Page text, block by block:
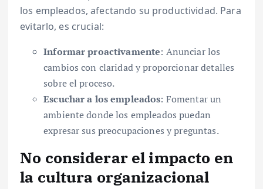
los empleados, afectando su productividad. Para
evitarlo, es crucial:
Informar proactivamente: Anunciar los
cambios con claridad y proporcionar detalles
sobre el proceso.
Escuchar a los empleados: Fomentar un
ambiente donde los empleados puedan
expresar sus preocupaciones y preguntas.
No considerar el impacto en
la cultura organizacional